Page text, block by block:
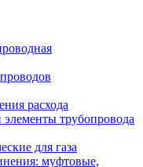
расхода
трубопровода
для газа
муфтовые,